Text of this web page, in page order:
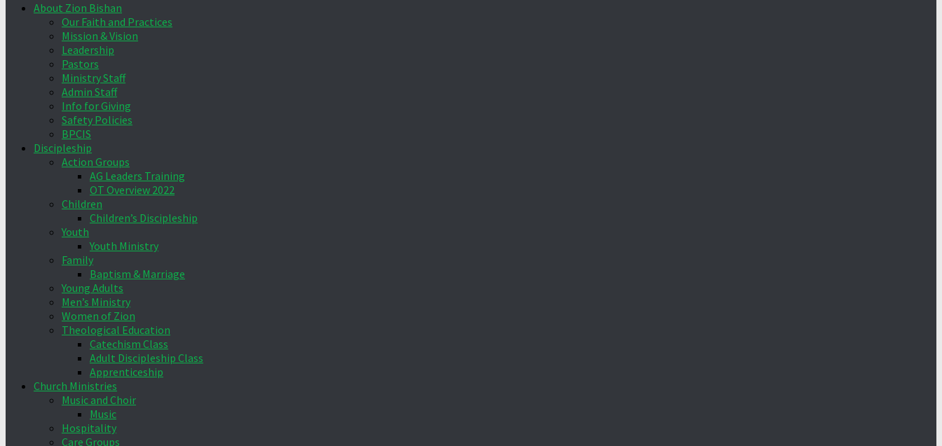
About Zion Bishan
Our Faith and Practices
Mission & Vision
Leadership
Pastors
Ministry Staff
Admin Staff
Info for Giving
Safety Policies
BPCIS
Discipleship
Action Groups
AG Leaders Training
OT Overview 2022
Children
Children’s Discipleship
Youth
Youth Ministry
Family
Baptism & Marriage
Young Adults
Men’s Ministry
Women of Zion
Theological Education
Catechism Class
Adult Discipleship Class
Apprenticeship
Church Ministries
Music and Choir
Music
Hospitality
Care Groups